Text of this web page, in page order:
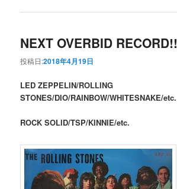
NEXT OVERBID RECORD!!
投稿日:2018年4月19日
LED ZEPPELIN/ROLLING
STONES/DIO/RAINBOW/WHITESNAKE/etc.
ROCK SOLID/TSP/KINNIE/etc.